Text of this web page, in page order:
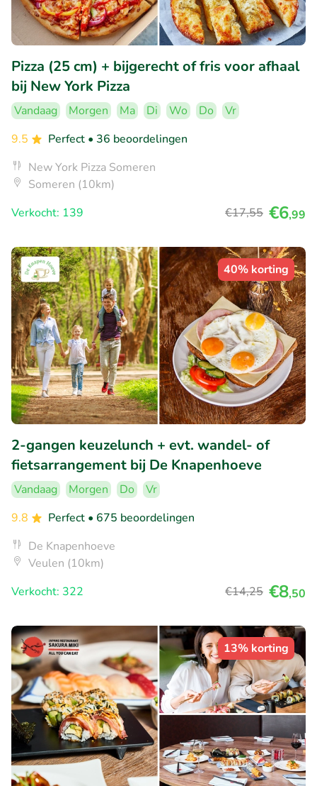
Pizza (25 cm) + bijgerecht of fris voor afhaal
bij New York Pizza
Vandaag Morgen Ma Di Wo Do
Vr
9.5
Perfect • 36 beoordelingen
New York Pizza Someren
Someren (10km)
Verkocht: 139
€17,55 €6,99
40% korting
2-gangen keuzelunch + evt. wandel- of
fietsarrangement bij De Knapenhoeve
Vandaag Morgen Do
Vr
9.8
Perfect • 675 beoordelingen
De Knapenhoeve
Veulen (10km)
Verkocht: 322
€14,25 €8,50
13% korting